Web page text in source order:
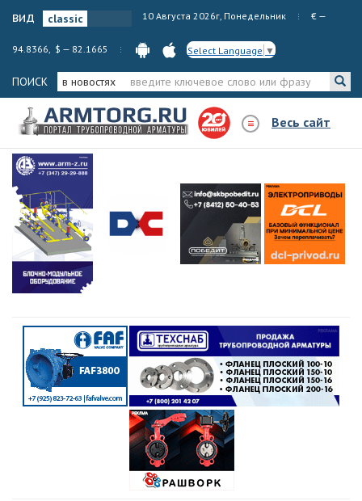
вид 10 Августа 2026г, Понедельник € —
94.8366, $ — 82.1665 Select Language ▼
ПОИСК в новостях
Весь сайт